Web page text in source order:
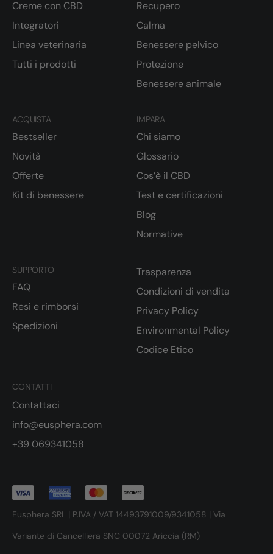
Creme con CBD
Integratori
Linea veterinaria
Tutti i prodotti
Recupero
Calma
Benessere pelvico
Protezione
Benessere animale
ACQUISTA
Bestseller
Novità
Offerte
Kit di benessere
IMPARA
Chi siamo
Glossario
Cos’è il CBD
Test e certificazioni
Blog
Normative
CONTATTI
Contattaci
info@eusphera.com
+39 069341058
SUPPORTO
FAQ
Resi e rimborsi
Spedizioni
Trasparenza
Condizioni di vendita
Privacy Policy
Environmental Policy
Codice Etico
Eusphera SRL | P.IVA / VAT 14493791009/9341058 | Via
Variante di Cancelliera SNC 00072 Ariccia (RM)